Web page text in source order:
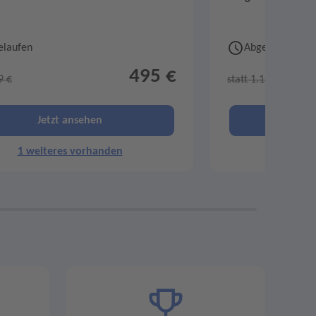
€ 495 €
Jetzt ansehen
1 weiteres vorhanden
Abgelaufen
statt 1.198 €